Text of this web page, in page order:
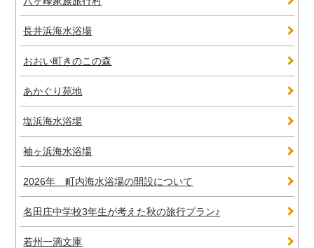
長井浜海水浴場
おおい町きのこの森
あかぐり苑地
塩浜海水浴場
袖ヶ浜海水浴場
2026年 町内海水浴場の開設について
名田庄中学校3年生が考えた秋の旅行プラン♪
若州一滴文庫